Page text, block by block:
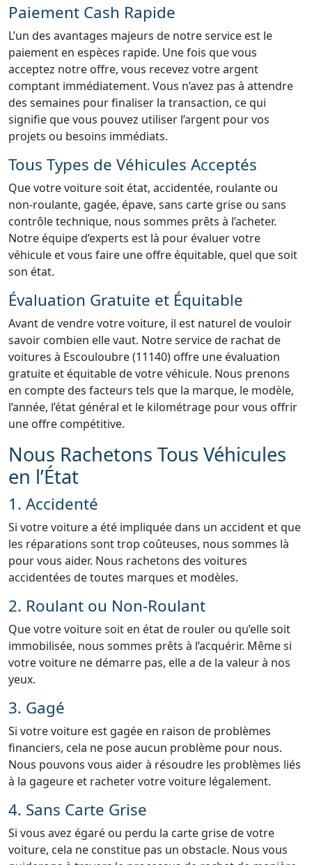
Paiement Cash Rapide
L’un des avantages majeurs de notre service est le
paiement en espèces rapide. Une fois que vous
acceptez notre offre, vous recevez votre argent
comptant immédiatement. Vous n’avez pas à attendre
des semaines pour finaliser la transaction, ce qui
signifie que vous pouvez utiliser l’argent pour vos
projets ou besoins immédiats.
Tous Types de Véhicules Acceptés
Que votre voiture soit état, accidentée, roulante ou
non-roulante, gagée, épave, sans carte grise ou sans
contrôle technique, nous sommes prêts à l’acheter.
Notre équipe d’experts est là pour évaluer votre
véhicule et vous faire une offre équitable, quel que soit
son état.
Évaluation Gratuite et Équitable
Avant de vendre votre voiture, il est naturel de vouloir
savoir combien elle vaut. Notre service de rachat de
voitures à Escouloubre (11140) offre une évaluation
gratuite et équitable de votre véhicule. Nous prenons
en compte des facteurs tels que la marque, le modèle,
l’année, l’état général et le kilométrage pour vous offrir
une offre compétitive.
Nous Rachetons Tous Véhicules
en l’État
1. Accidenté
Si votre voiture a été impliquée dans un accident et que
les réparations sont trop coûteuses, nous sommes là
pour vous aider. Nous rachetons des voitures
accidentées de toutes marques et modèles.
2. Roulant ou Non-Roulant
Que votre voiture soit en état de rouler ou qu’elle soit
immobilisée, nous sommes prêts à l’acquérir. Même si
votre voiture ne démarre pas, elle a de la valeur à nos
yeux.
3. Gagé
Si votre voiture est gagée en raison de problèmes
financiers, cela ne pose aucun problème pour nous.
Nous pouvons vous aider à résoudre les problèmes liés
à la gageure et racheter votre voiture légalement.
4. Sans Carte Grise
Si vous avez égaré ou perdu la carte grise de votre
voiture, cela ne constitue pas un obstacle. Nous vous